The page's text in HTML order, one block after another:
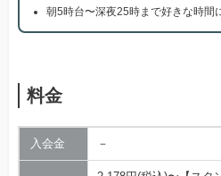
朝5時台〜深夜25時まで好きな時間
料金
入会金 －